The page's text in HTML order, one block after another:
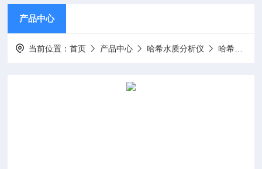
产品中心
当前位置：首页 产品中心 哈希水质分析仪 哈希PH计